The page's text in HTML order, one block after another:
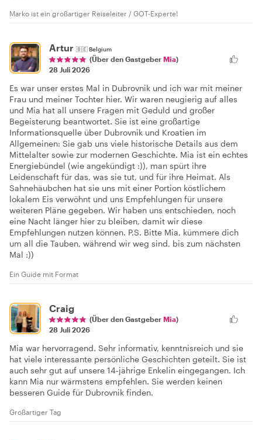
Marko ist ein großartiger Reiseleiter / GOT-Experte!
Artur 🇧🇪Belgium
(Über den Gastgeber Mia)
28 Juli 2026
Es war unser erstes Mal in Dubrovnik und ich war mit meiner
Frau und meiner Tochter hier. Wir waren neugierig auf alles
und Mia hat all unsere Fragen mit Geduld und großer
Begeisterung beantwortet. Sie ist eine großartige
Informationsquelle über Dubrovnik und Kroatien im
Allgemeinen: Sie gab uns viele historische Details aus dem
Mittelalter sowie zur modernen Geschichte. Mia ist ein echtes
Energiebündel (wie angekündigt :)), man spürt ihre
Leidenschaft für das, was sie tut, und für ihre Heimat. Als
Sahnehäubchen hat sie uns mit einer Portion köstlichem
lokalem Eis verwöhnt und uns Empfehlungen für unsere
weiteren Pläne gegeben. Wir haben uns entschieden, noch
eine Nacht länger hier zu bleiben, damit wir diese
Empfehlungen nutzen können. P.S. Bitte Mia, kümmere dich
um all die Tauben, während wir weg sind, bis zum nächsten
Mal :))
Ein Guide mit Format
Craig
(Über den Gastgeber Mia)
28 Juli 2026
Mia war hervorragend. Sehr informativ, kenntnisreich und sie
hat viele interessante persönliche Geschichten geteilt. Sie ist
auch sehr gut auf unsere 14-jährige Enkelin eingegangen. Ich
kann Mia nur wärmstens empfehlen. Sie werden keinen
besseren Guide für Dubrovnik finden.
Großartiger Tag